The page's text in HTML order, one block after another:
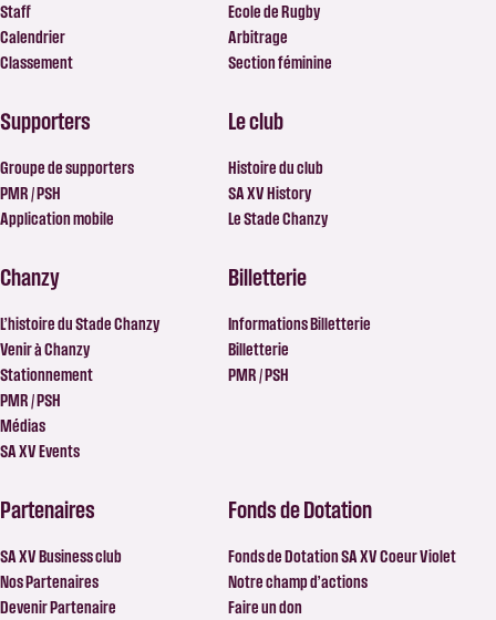
Staff
Calendrier
Classement
Ecole de Rugby
Arbitrage
Section féminine
Supporters
Groupe de supporters
PMR / PSH
Application mobile
Le club
Histoire du club
SA XV History
Le Stade Chanzy
Chanzy
L’histoire du Stade Chanzy
Venir à Chanzy
Stationnement
PMR / PSH
Médias
SA XV Events
Billetterie
Informations Billetterie
Billetterie
PMR / PSH
Partenaires
SA XV Business club
Nos Partenaires
Devenir Partenaire
Fonds de Dotation
Fonds de Dotation SA XV Coeur Violet
Notre champ d’actions
Faire un don